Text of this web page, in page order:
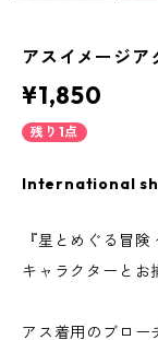
アスイメージア
¥1,850
残り1点
International
『星とめぐる冒
キャラクターとお
アス着用のブロー